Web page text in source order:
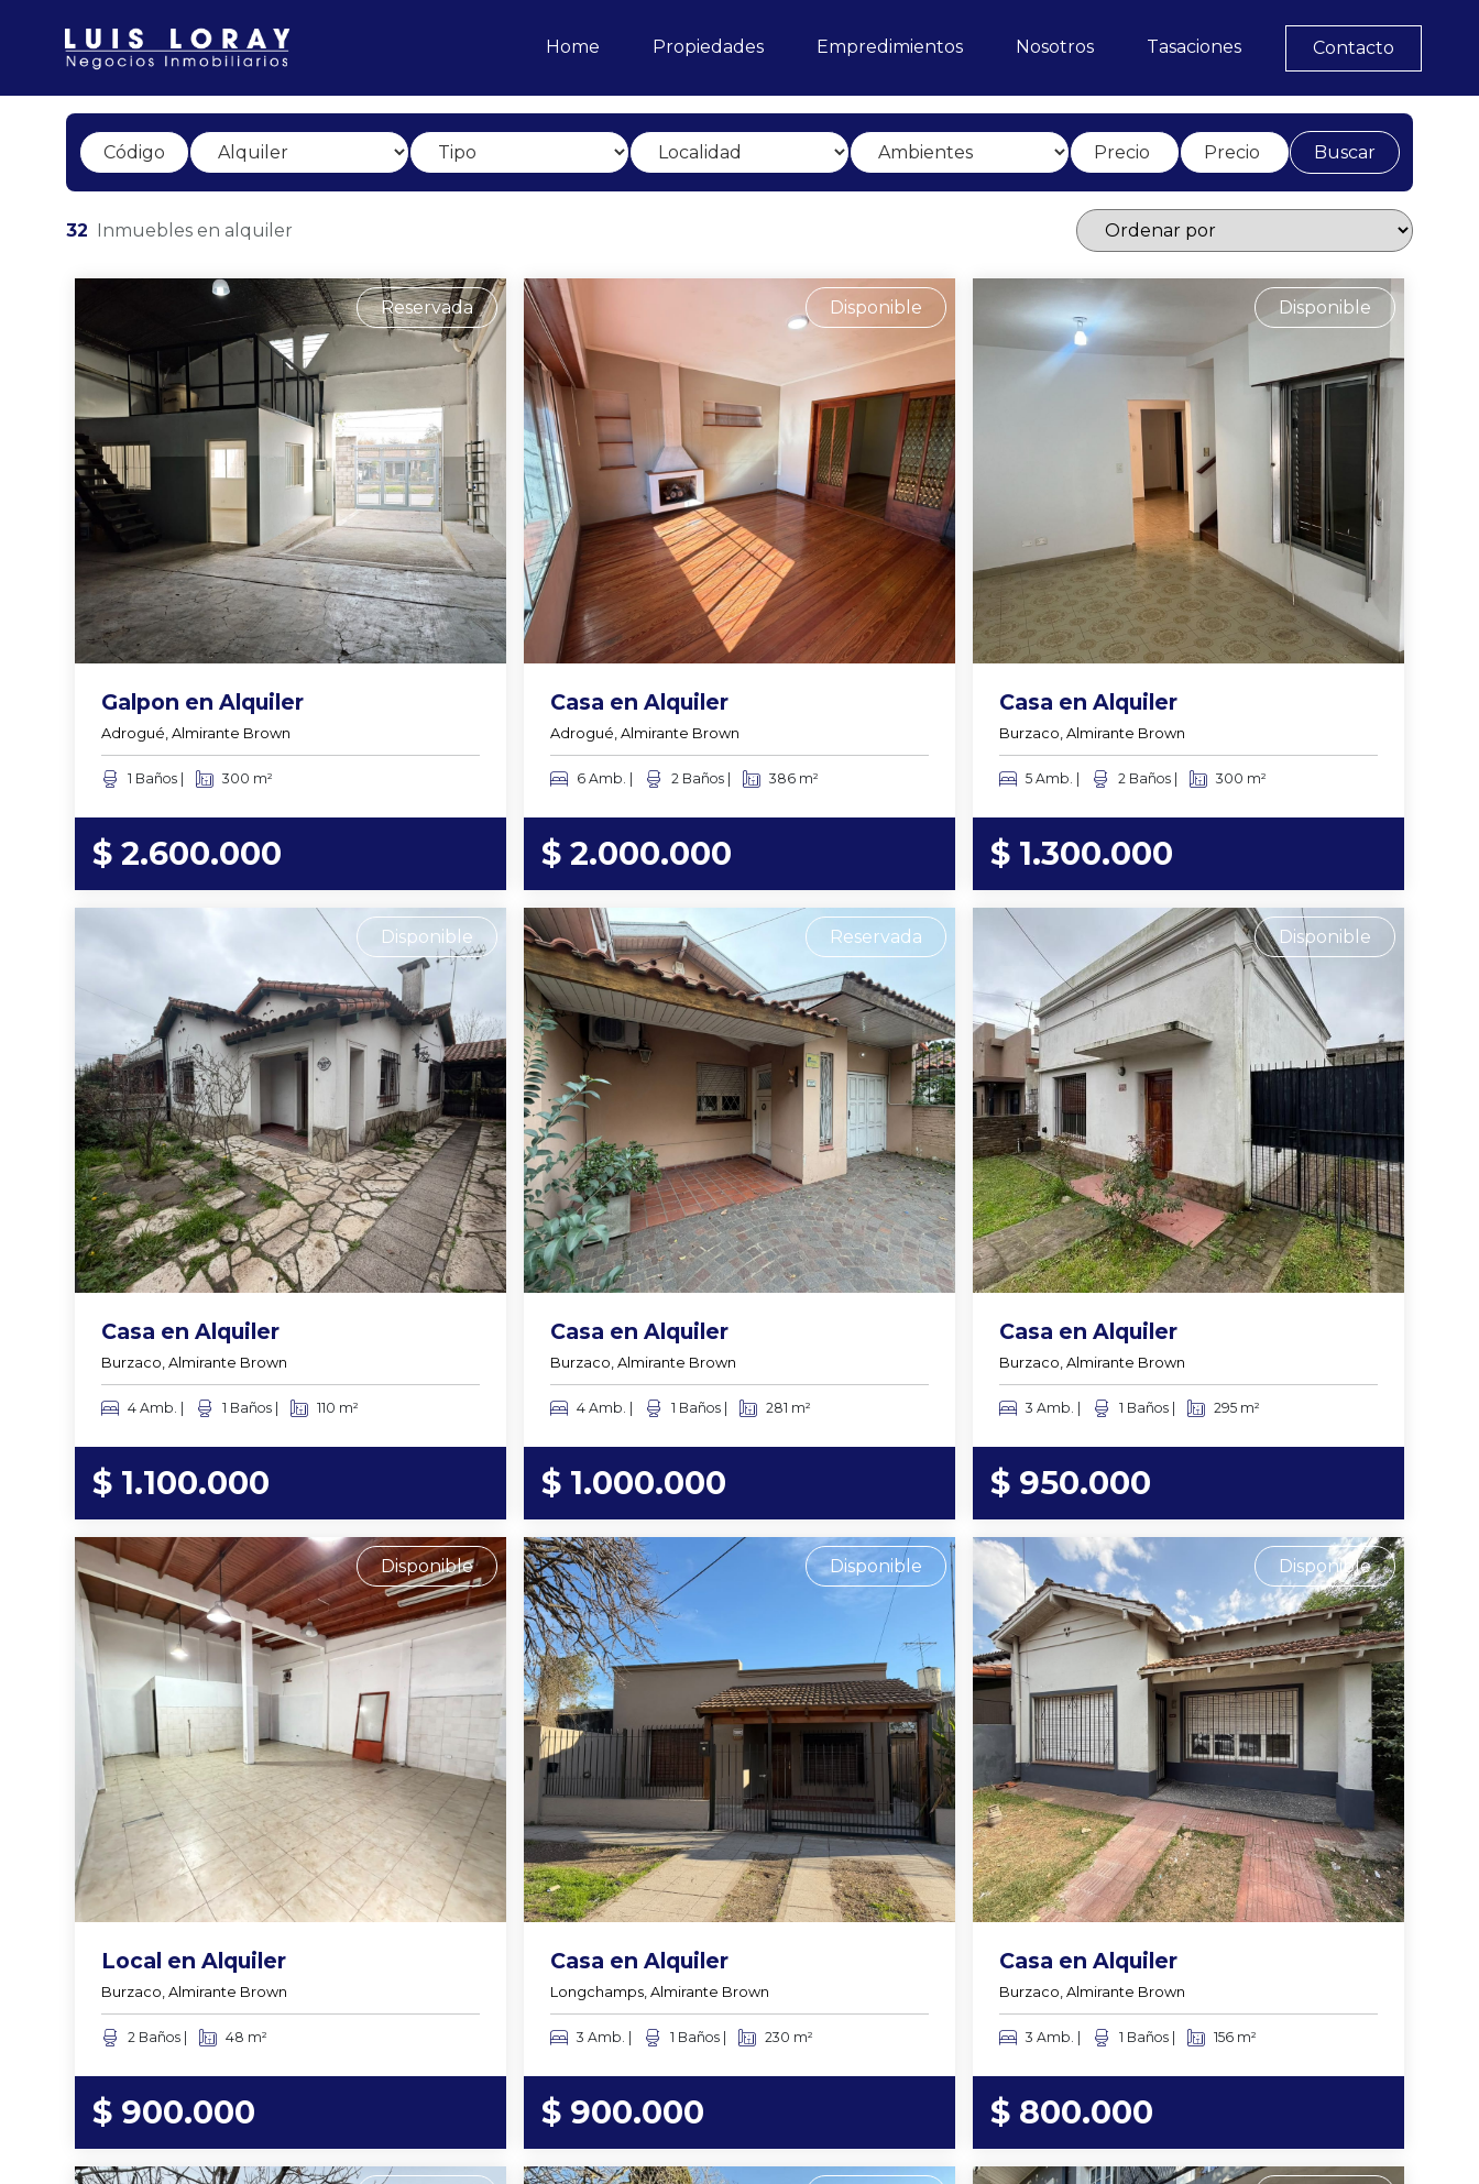
Home Propiedades Empredimientos Nosotros Tasaciones Contacto
Buscar
32 Inmuebles en alquiler
Reservada
Galpon en Alquiler
Adrogué, Almirante Brown
1 Baños | 300 m²
$ 2.600.000
Disponible
Casa en Alquiler
Adrogué, Almirante Brown
6 Amb. | 2 Baños | 386 m²
$ 2.000.000
Disponible
Casa en Alquiler
Burzaco, Almirante Brown
5 Amb. | 2 Baños | 300 m²
$ 1.300.000
Disponible
Casa en Alquiler
Burzaco, Almirante Brown
4 Amb. | 1 Baños | 110 m²
$ 1.100.000
Reservada
Casa en Alquiler
Burzaco, Almirante Brown
4 Amb. | 1 Baños | 281 m²
$ 1.000.000
Disponible
Casa en Alquiler
Burzaco, Almirante Brown
3 Amb. | 1 Baños | 295 m²
$ 950.000
Disponible
Local en Alquiler
Burzaco, Almirante Brown
2 Baños | 48 m²
$ 900.000
Disponible
Casa en Alquiler
Longchamps, Almirante Brown
3 Amb. | 1 Baños | 230 m²
$ 900.000
Disponible
Casa en Alquiler
Burzaco, Almirante Brown
3 Amb. | 1 Baños | 156 m²
$ 800.000